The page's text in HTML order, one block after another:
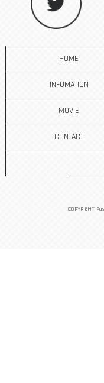
HOME
INFOMATION
MOVIE
CONTACT
COPYRIGHT